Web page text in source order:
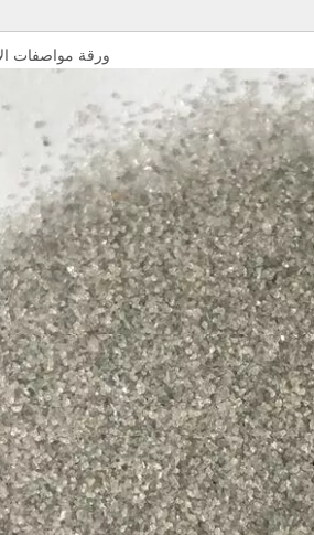
ورقة مواصفات